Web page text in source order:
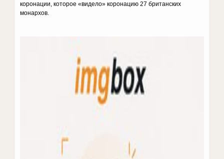
коронации, которое «видело» коронацию 27 британских
монархов.